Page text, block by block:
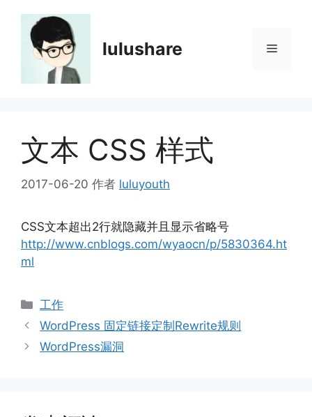
lulushare 菜
文本 CSS 样式
2017-06-20 作者 luluyouth
CSS文本超出2行就隐藏并且显示省略号
http://www.cnblogs.com/wyaocn/p/5830364.ht
ml
分
类
工作
WordPress 固定链接定制Rewrite规则
WordPress漏洞